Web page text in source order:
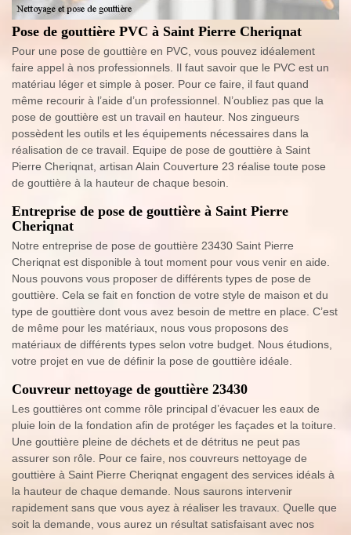
Pose de gouttière PVC à Saint Pierre Cheriqnat
Pour une pose de gouttière en PVC, vous pouvez idéalement
faire appel à nos professionnels. Il faut savoir que le PVC est un
matériau léger et simple à poser. Pour ce faire, il faut quand
même recourir à l’aide d’un professionnel. N’oubliez pas que la
pose de gouttière est un travail en hauteur. Nos zingueurs
possèdent les outils et les équipements nécessaires dans la
réalisation de ce travail. Equipe de pose de gouttière à Saint
Pierre Cheriqnat, artisan Alain Couverture 23 réalise toute pose
de gouttière à la hauteur de chaque besoin.
Entreprise de pose de gouttière à Saint Pierre
Cheriqnat
Notre entreprise de pose de gouttière 23430 Saint Pierre
Cheriqnat est disponible à tout moment pour vous venir en aide.
Nous pouvons vous proposer de différents types de pose de
gouttière. Cela se fait en fonction de votre style de maison et du
type de gouttière dont vous avez besoin de mettre en place. C’est
de même pour les matériaux, nous vous proposons des
matériaux de différents types selon votre budget. Nous étudions,
votre projet en vue de définir la pose de gouttière idéale.
Couvreur nettoyage de gouttière 23430
Les gouttières ont comme rôle principal d’évacuer les eaux de
pluie loin de la fondation afin de protéger les façades et la toiture.
Une gouttière pleine de déchets et de détritus ne peut pas
assurer son rôle. Pour ce faire, nos couvreurs nettoyage de
gouttière à Saint Pierre Cheriqnat engagent des services idéals à
la hauteur de chaque demande. Nous saurons intervenir
rapidement sans que vous ayez à réaliser les travaux. Quelle que
soit la demande, vous aurez un résultat satisfaisant avec nos